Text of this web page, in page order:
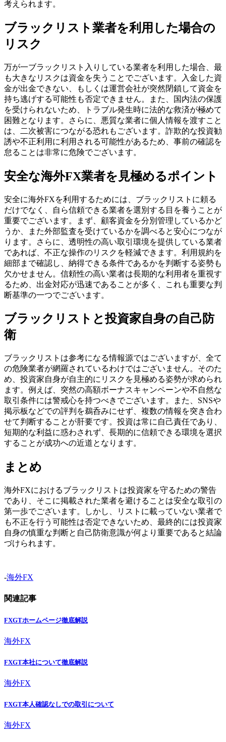
考えられます。
ブラックリスト業者を利用した場合の
リスク
万が一ブラックリスト入りしている業者を利用した場合、最
も大きなリスクは資金を失うことでございます。入金した資
金が出金できない、もしくは運営会社が突然閉鎖して資金を
持ち逃げする可能性も否定できません。また、国内法の保護
を受けられないため、トラブル発生時に法的な救済が極めて
困難となります。さらに、悪質な業者に個人情報を渡すこと
は、二次被害につながる恐れもございます。詐欺的な投資勧
誘や不正利用に利用される可能性があるため、事前の確認を
怠ることは非常に危険でございます。
安全な海外FX業者を見極めるポイント
安全に海外FXを利用するためには、ブラックリストに頼る
だけでなく、自ら信頼できる業者を選別する目を養うことが
重要でございます。まず、顧客資金を分別管理しているかど
うか、また外部監査を受けているかを調べると安心につなが
ります。さらに、透明性の高い取引環境を提供している業者
であれば、不正な操作のリスクを軽減できます。利用規約を
細部まで確認し、納得できる条件であるかを判断する姿勢も
欠かせません。信頼性の高い業者は長期的な利用者を重視す
るため、出金対応が迅速であることが多く、これも重要な判
断基準の一つでございます。
ブラックリストと投資家自身の自己防
衛
ブラックリストは参考になる情報源ではございますが、全て
の危険業者が網羅されているわけではございません。そのた
め、投資家自身が自主的にリスクを見極める姿勢が求められ
ます。例えば、突然の高額ボーナスキャンペーンや不自然な
取引条件には警戒心を持つべきでございます。また、SNSや
掲示板などでの評判を鵜呑みにせず、複数の情報を突き合わ
せて判断することが肝要です。投資は常に自己責任であり、
短期的な利益に惑わされず、長期的に信頼できる環境を選択
することが成功への近道となります。
まとめ
海外FXにおけるブラックリストは投資家を守るための警告
であり、そこに掲載された業者を避けることは安全な取引の
第一歩でございます。しかし、リストに載っていない業者で
も不正を行う可能性は否定できないため、最終的には投資家
自身の慎重な判断と自己防衛意識が何より重要であると結論
づけられます。
-海外FX
関連記事
FXGTホームページ徹底解説
海外FX
FXGT本社について徹底解説
海外FX
FXGT本人確認なしでの取引について
海外FX